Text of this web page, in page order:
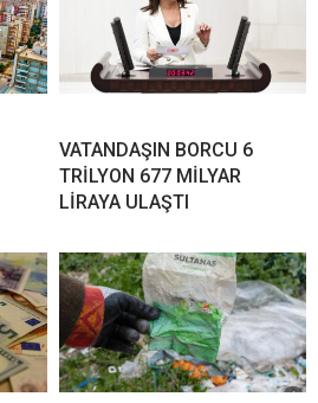
VATANDAŞIN BORCU 6
TRİLYON 677 MİLYAR
LİRAYA ULAŞTI